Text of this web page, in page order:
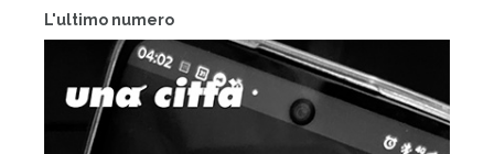
L'ultimo numero